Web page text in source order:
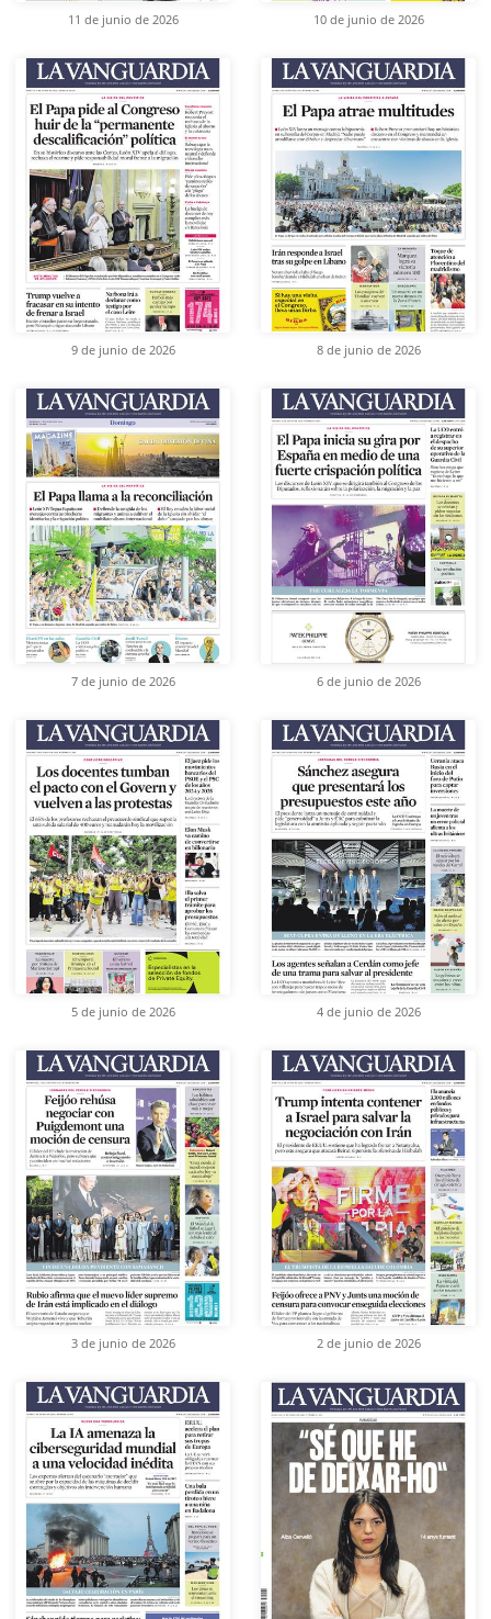
11 de junio de 2026 10 de junio de 2026
9 de junio de 2026 8 de junio de 2026
7 de junio de 2026 6 de junio de 2026
5 de junio de 2026 4 de junio de 2026
3 de junio de 2026 2 de junio de 2026